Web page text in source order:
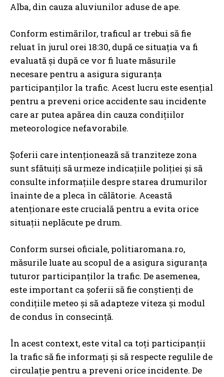
Alba, din cauza aluviunilor aduse de ape.
Conform estimărilor, traficul ar trebui să fie
reluat în jurul orei 18:30, după ce situația va fi
evaluată și după ce vor fi luate măsurile
necesare pentru a asigura siguranța
participanților la trafic. Acest lucru este esențial
pentru a preveni orice accidente sau incidente
care ar putea apărea din cauza condițiilor
meteorologice nefavorabile.
Șoferii care intenționează să tranziteze zona
sunt sfătuiți să urmeze indicațiile poliției și să
consulte informațiile despre starea drumurilor
înainte de a pleca în călătorie. Această
atenționare este crucială pentru a evita orice
situații neplăcute pe drum.
Conform sursei oficiale, politiaromana.ro,
măsurile luate au scopul de a asigura siguranța
tuturor participanților la trafic. De asemenea,
este important ca șoferii să fie conștienți de
condițiile meteo și să adapteze viteza și modul
de condus în consecință.
În acest context, este vital ca toți participanții
la trafic să fie informați și să respecte regulile de
circulație pentru a preveni orice incidente. De